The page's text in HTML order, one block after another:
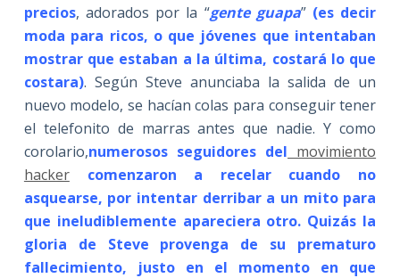
precios, adorados por la “gente guapa” (es decir
moda para ricos, o que jóvenes que intentaban
mostrar que estaban a la última, costará lo que
costara). Según Steve anunciaba la salida de un
nuevo modelo, se hacían colas para conseguir tener
el telefonito de marras antes que nadie. Y como
corolario,numerosos seguidores del movimiento
hacker
comenzaron a recelar cuando no
asquearse, por intentar derribar a un mito para
que ineludiblemente apareciera otro. Quizás la
gloria de Steve provenga de su prematuro
fallecimiento, justo en el momento en que